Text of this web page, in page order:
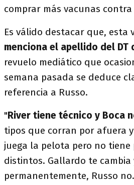
comprar más vacunas
Es válido destacar que, esta
menciona el apellido del DT
revuelo mediático que
semana pasada se deduce
referencia a Russo.
"River tiene técnico y Boca
tipos que corran por afuera
juega la pelota pero no
distintos. Gallardo te cambia
permanentemente, Russo no.